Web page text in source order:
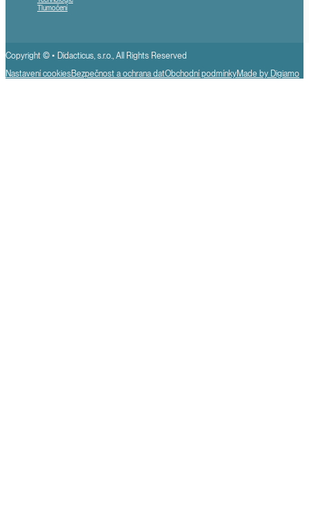
Tlumočení
Copyright © • Didacticus, s.r.o., All Rights Reserved
Nastavení cookiesBezpečnost a ochrana datObchodní podmínkyMade by Digiamo